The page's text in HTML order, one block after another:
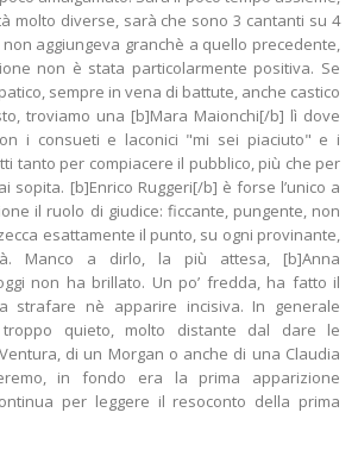
molto diverse, sarà che sono 3 cantanti su 4
aggiungeva granchè a quello precedente,
non è stata particolarmente positiva. Se
sempre in vena di battute, anche castico
troviamo una [b]Mara Maionchi[/b] lì dove
i consueti e laconici "mi sei piaciuto" e i
tanto per compiacere il pubblico, più che per
sopita. [b]Enrico Ruggeri[/b] è forse l’unico a
il ruolo di giudice: ficcante, pungente, non
esattamente il punto, su ogni provinante,
Manco a dirlo, la più attesa, [b]Anna
non ha brillato. Un po’ fredda, ha fatto il
strafare nè apparire incisiva. In generale
quieto, molto distante dal dare le
di un Morgan o anche di una Claudia
in fondo era la prima apparizione
per leggere il resoconto della prima